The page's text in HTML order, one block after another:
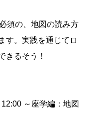
須の、地図の読み方
す。実践を通じてロ
きるそう！
～座学編：地図